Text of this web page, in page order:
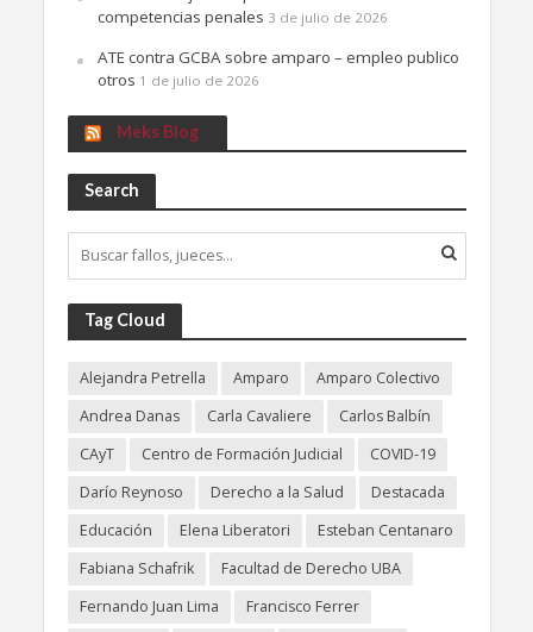
competencias penales 3 de julio de 2026
ATE contra GCBA sobre amparo – empleo publico
otros 1 de julio de 2026
Meks Blog
Search
Tag Cloud
Alejandra Petrella Amparo
Amparo Colectivo
Andrea Danas
Carla Cavaliere
Carlos Balbín
CAyT
Centro de Formación Judicial
COVID-19
Darío Reynoso
Derecho a la Salud
Destacada
Educación
Elena Liberatori
Esteban Centanaro
Fabiana Schafrik
Facultad de Derecho UBA
Fernando Juan Lima
Francisco Ferrer